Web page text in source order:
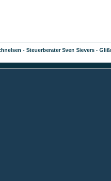
- Steuerberater Sven Sievers -